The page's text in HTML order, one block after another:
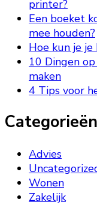
printer?
Een boeket
mee houden?
Hoe kun je je
10 Dingen
maken
4 Tips voor
Categorieën
Advies
Wonen
Zakelijk